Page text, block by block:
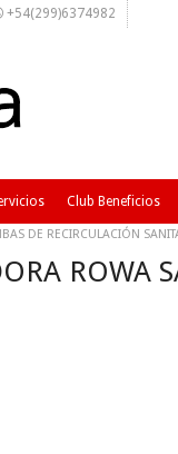
+54(299)6374982
Club Beneficios
DE RECIRCULACIÓN
ROWA